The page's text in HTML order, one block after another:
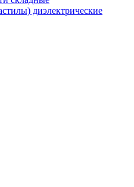
диэлектрические